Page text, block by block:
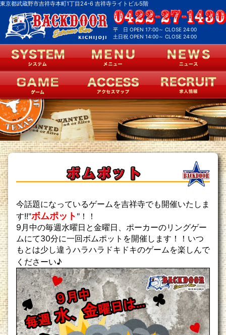
東京都武蔵野市吉祥寺本町1丁目24-6 吉祥寺ライトビル5階
平 日 OPEN 17:00～ CLOSE 24:00
土日祝 OPEN 14:00～ CLOSE 24:00
今話題になっているゲームを吉祥寺でも開催いたしま
す!!"ボムポット "！！
9月中の毎週水曜日と金曜日、ポーカーのリングゲー
ムにて30分に一回ボムポットを開催します！！いつ
もとは少し違うハラハラドキドキのゲームを楽しんで
くださーい♪